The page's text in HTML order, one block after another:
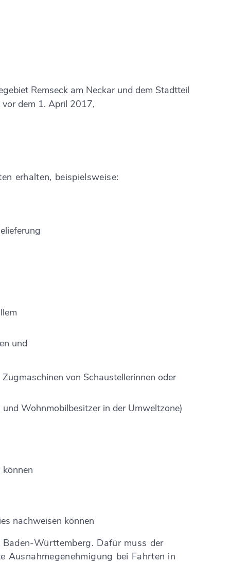
Remseck am Neckar und dem Stadtteil
dem 1. April 2017,
erhalten, beispielsweise:
rung
und
von Schaustellerinnen oder
Wohnmobilbesitzer in der Umweltzone)
nachweisen können
Württemberg. Dafür muss der
Ausnahmegenehmigung bei Fahrten in